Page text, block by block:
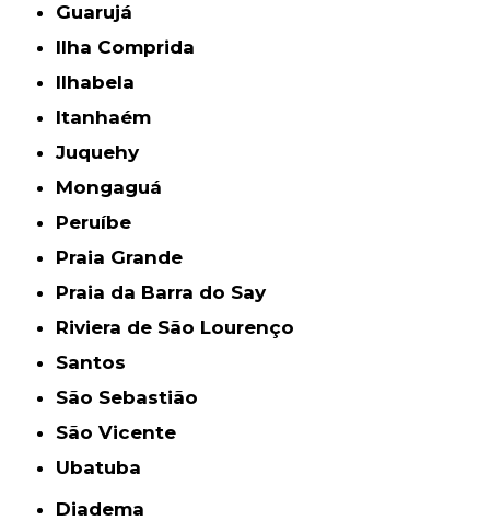
Guarujá
Ilha Comprida
Ilhabela
Itanhaém
Juquehy
Mongaguá
Peruíbe
Praia Grande
Praia da Barra do Say
Riviera de São Lourenço
Santos
São Sebastião
São Vicente
Ubatuba
Diadema